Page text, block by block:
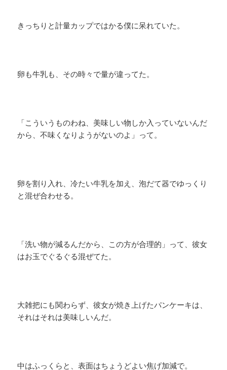
きっちりと計量カップではかる僕に呆れていた。
卵も牛乳も、その時々で量が違ってた。
「こういうものわね、美味しい物しか入っていないんだ
から、不味くなりようがないのよ」って。
卵を割り入れ、冷たい牛乳を加え、泡だて器でゆっくり
と混ぜ合わせる。
「洗い物が減るんだから、この方が合理的」って、彼女
はお玉でぐるぐる混ぜてた。
大雑把にも関わらず、彼女が焼き上げたパンケーキは、
それはそれは美味しいんだ。
中はふっくらと、表面はちょうどよい焦げ加減で。